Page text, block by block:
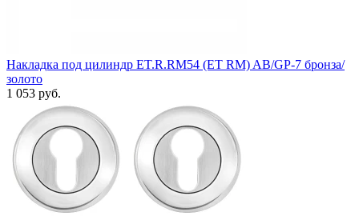
Накладка под цилиндр ET.R.RM54 (ET RM) AB/GP-7 бронза/
золото
1 053 руб.